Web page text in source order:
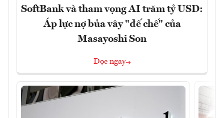
SoftBank và tham vọng AI trăm tỷ USD:
Áp lực nợ bủa vây "đế chế" của
Masayoshi Son
Đọc ngay